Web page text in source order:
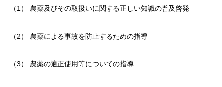
（1） 農薬及びその取扱いに関する正しい知識の普及啓発
（2） 農薬による事故を防止するための指導
（3） 農薬の適正使用等についての指導